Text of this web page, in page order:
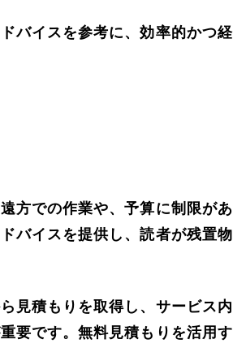
バイスを参考に、効率的かつ経
方での作業や、予算に制限があ
バイスを提供し、読者が残置物
見積もりを取得し、サービス内
要です。無料見積もりを活用す